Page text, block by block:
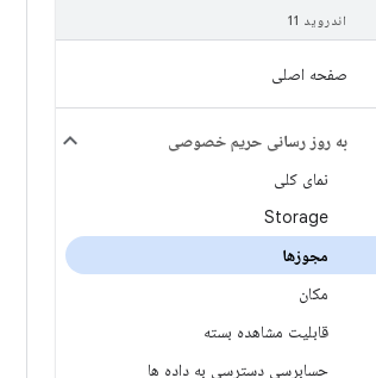
اندروید 11
صفحه اصلی
به روز رسانی حریم خصوصی
نمای کلی
Storage
مجوزها
مکان
قابلیت مشاهده بسته
حسابرسی دسترسی به داده ها